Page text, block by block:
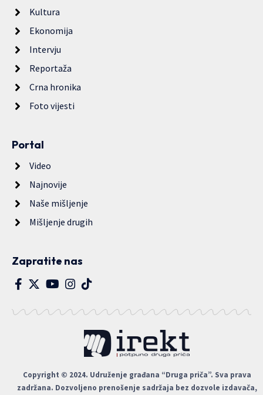
Kultura
Ekonomija
Intervju
Reportaža
Crna hronika
Foto vijesti
Portal
Video
Najnovije
Naše mišljenje
Mišljenje drugih
Zapratite nas
Copyright © 2024. Udruženje građana “Druga priča”. Sva prava
zadržana. Dozvoljeno prenošenje sadržaja bez dozvole izdavača,